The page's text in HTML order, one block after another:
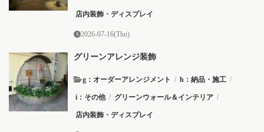
店内装飾・ディスプレイ
2026-07-16(Thu)
グリーンアレンジ装飾
g：オーダーアレンジメント / h：納品・施工 /
i：その他 / グリーンウォール＆インテリア /
店内装飾・ディスプレイ